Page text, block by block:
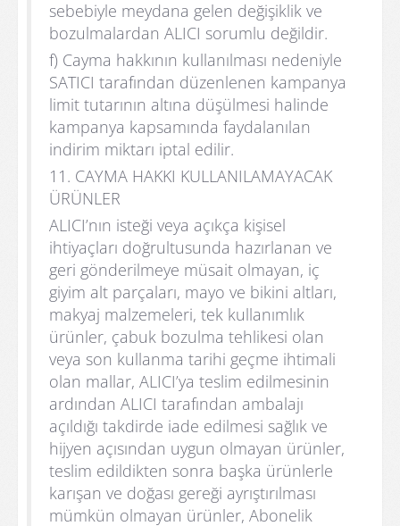
sebebiyle meydana gelen değişiklik ve
bozulmalardan ALICI sorumlu değildir.
f) Cayma hakkının kullanılması nedeniyle
SATICI tarafından düzenlenen kampanya
limit tutarının altına düşülmesi halinde
kampanya kapsamında faydalanılan
indirim miktarı iptal edilir.
11. CAYMA HAKKI KULLANILAMAYACAK
ÜRÜNLER
ALICI’nın isteği veya açıkça kişisel
ihtiyaçları doğrultusunda hazırlanan ve
geri gönderilmeye müsait olmayan, iç
giyim alt parçaları, mayo ve bikini altları,
makyaj malzemeleri, tek kullanımlık
ürünler, çabuk bozulma tehlikesi olan
veya son kullanma tarihi geçme ihtimali
olan mallar, ALICI’ya teslim edilmesinin
ardından ALICI tarafından ambalajı
açıldığı takdirde iade edilmesi sağlık ve
hijyen açısından uygun olmayan ürünler,
teslim edildikten sonra başka ürünlerle
karışan ve doğası gereği ayrıştırılması
mümkün olmayan ürünler, Abonelik